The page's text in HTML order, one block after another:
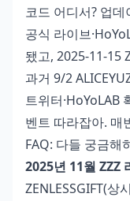
코드 어디서? 업데
공식 라이브
됐고, 2025-11-15
과거 9/2
트위터·HoYoLAB
벤트 따라잡아. 매
FAQ: 다들 궁금해
2025년 11월 ZZZ
ZENLESSGIFT(상